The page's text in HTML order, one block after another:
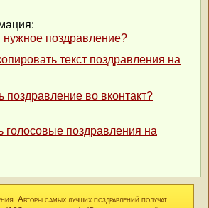
нужное поздравление?
текст поздравления на
поздравление во вконтакт?
голосовые поздравления на
Авторы самых лучших поздравлений получат